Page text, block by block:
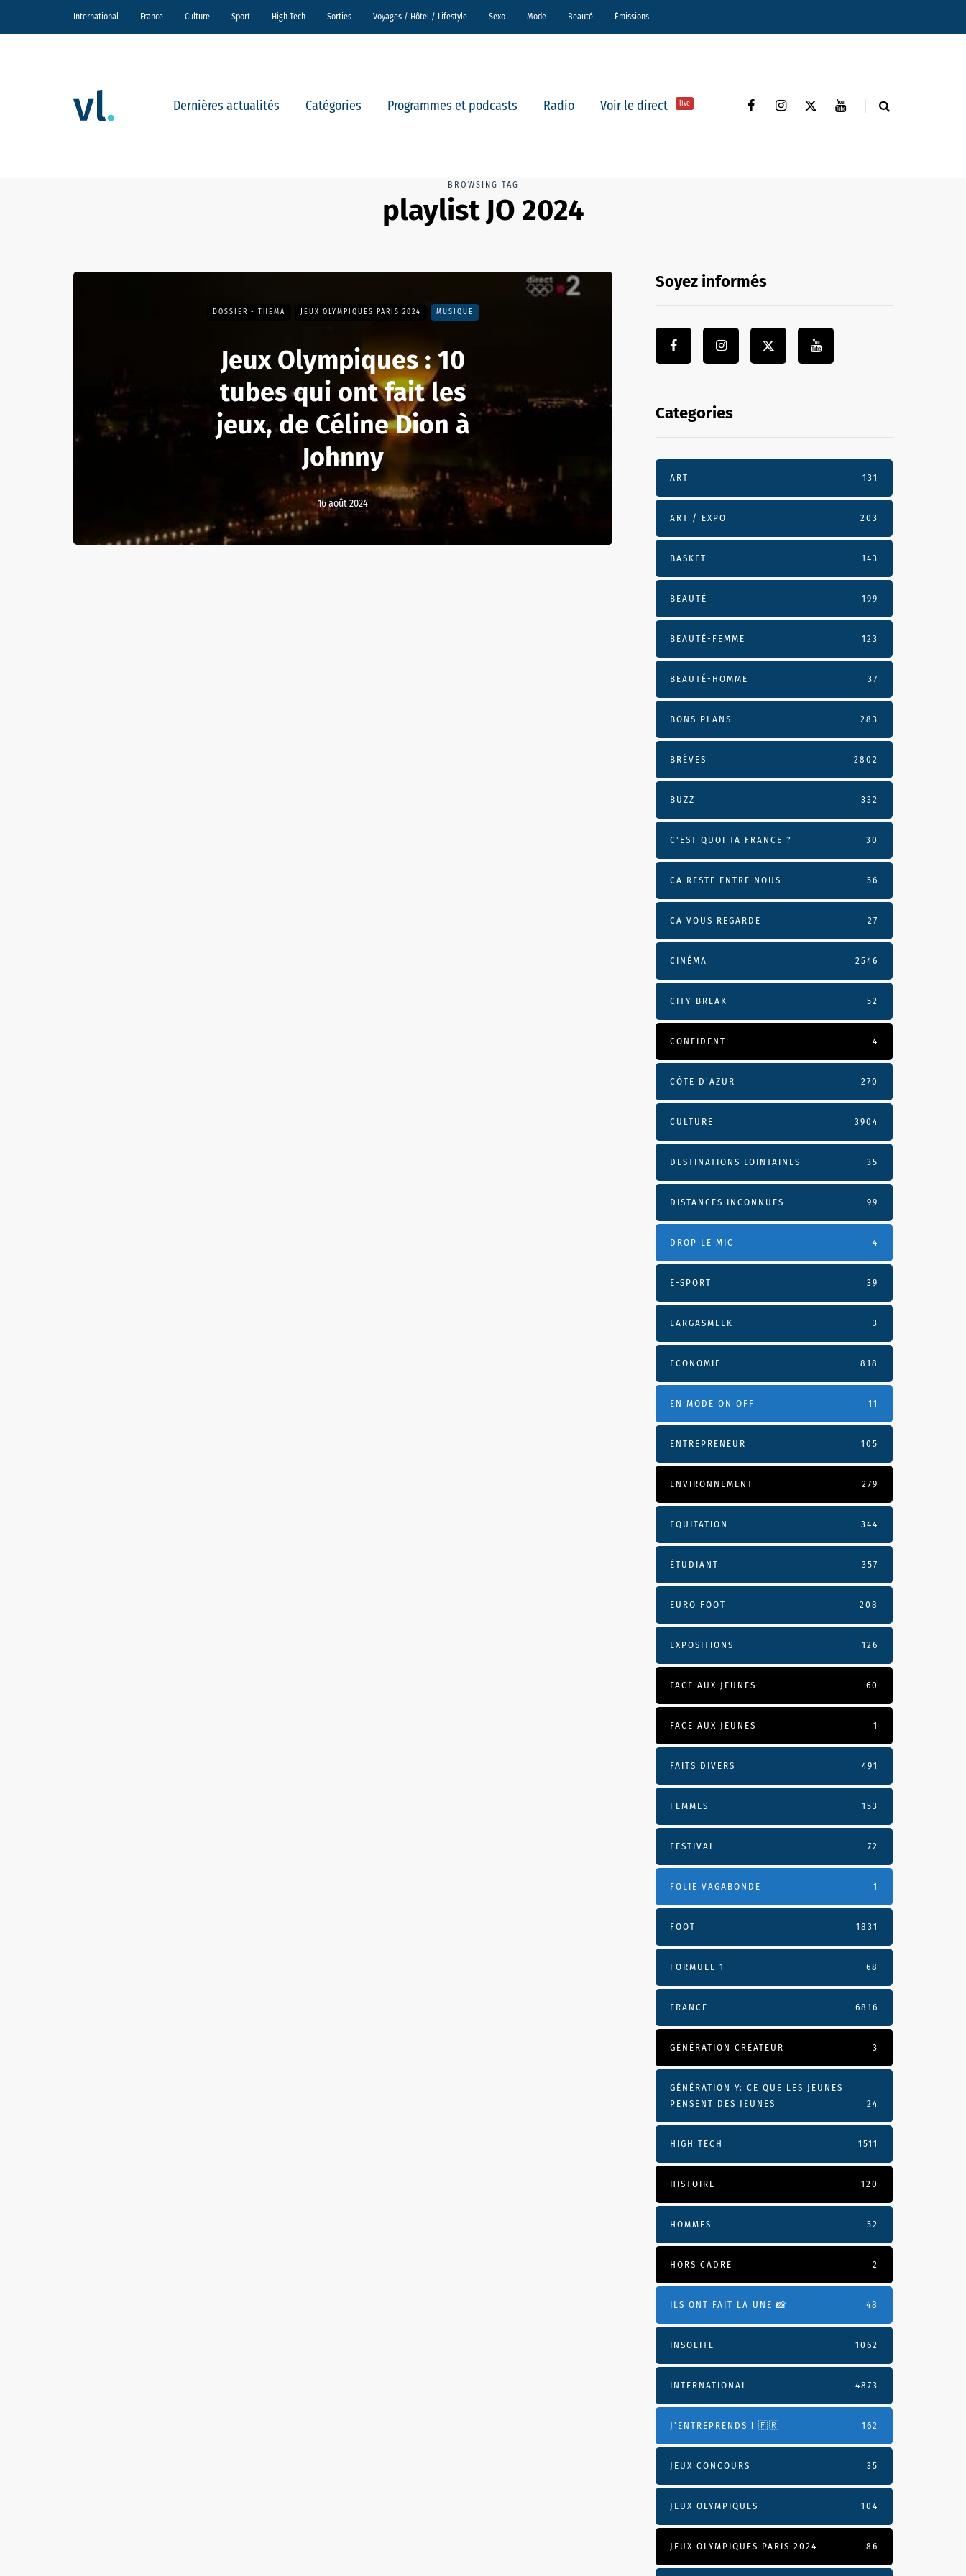
International France Culture Sport High Tech Sorties Voyages / Hôtel / Lifestyle Sexo Mode Beauté Émissions
Dernières actualités Catégories Programmes et podcasts Radio Voir le direct live
BROWSING TAG
playlist JO 2024
DOSSIER - THEMA JEUX OLYMPIQUES PARIS 2024 MUSIQUE
Jeux Olympiques : 10
tubes qui ont fait les
jeux, de Céline Dion à
Johnny
16 août 2024
Soyez informés
Categories
ART 131
ART / EXPO 203
BASKET 143
BEAUTÉ 199
BEAUTÉ-FEMME 123
BEAUTÉ-HOMME 37
BONS PLANS 283
BRÈVES 2802
BUZZ 332
C'EST QUOI TA FRANCE ? 30
CA RESTE ENTRE NOUS 56
CA VOUS REGARDE 27
CINÉMA 2546
CITY-BREAK 52
CONFIDENT 4
CÔTE D’AZUR 270
CULTURE 3904
DESTINATIONS LOINTAINES 35
DISTANCES INCONNUES 99
DROP LE MIC 4
E-SPORT 39
EARGASMEEK 3
ECONOMIE 818
EN MODE ON OFF 11
ENTREPRENEUR 105
ENVIRONNEMENT 279
EQUITATION 344
ÉTUDIANT 357
EURO FOOT 208
EXPOSITIONS 126
FACE AUX JEUNES 60
FACE AUX JEUNES 1
FAITS DIVERS 491
FEMMES 153
FESTIVAL 72
FOLIE VAGABONDE 1
FOOT 1831
FORMULE 1 68
FRANCE 6816
GÉNÉRATION CRÉATEUR 3
GÉNÉRATION Y: CE QUE LES JEUNES
PENSENT DES JEUNES
24
HIGH TECH 1511
HISTOIRE 120
HOMMES 52
HORS CADRE 2
ILS ONT FAIT LA UNE 📸 48
INSOLITE 1062
INTERNATIONAL 4873
J'ENTREPRENDS ! 🇫🇷 162
JEUX CONCOURS 35
JEUX OLYMPIQUES 104
JEUX OLYMPIQUES PARIS 2024 86